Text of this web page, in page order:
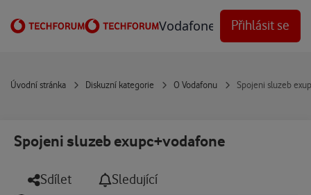
Vodafone Techforum
Přihlásit se
Úvodní stránka Diskuzní kategorie O Vodafonu Spojeni sluzeb
Spojeni sluzeb exupc+vodafone
Sdílet Sledující